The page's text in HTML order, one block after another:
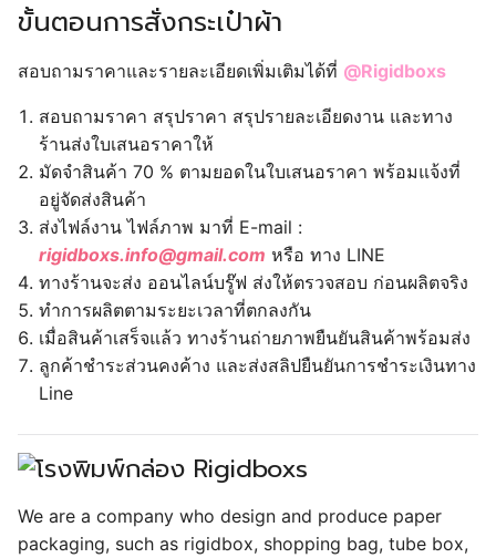
ขั้นตอนการสั่งกระเป๋าผ้า
สอบถามราคาและรายละเอียดเพิ่มเติมได้ที่ @Rigidboxs
สอบถามราคา สรุปราคา สรุปรายละเอียดงาน และทาง
ร้านส่งใบเสนอราคาให้
มัดจำสินค้า 70 % ตามยอดในใบเสนอราคา พร้อมแจ้งที่
อยู่จัดส่งสินค้า
ส่งไฟล์งาน ไฟล์ภาพ มาที่ E-mail :
rigidboxs.info@gmail.com หรือ ทาง LINE
ทางร้านจะส่ง ออนไลน์บรู๊ฟ ส่งให้ตรวจสอบ ก่อนผลิตจริง
ทำการผลิตตามระยะเวลาที่ตกลงกัน
เมื่อสินค้าเสร็จแล้ว ทางร้านถ่ายภาพยืนยันสินค้าพร้อมส่ง
ลูกค้าชำระส่วนคงค้าง และส่งสลิปยืนยันการชำระเงินทาง
Line
We are a company who design and produce paper
packaging, such as rigidbox, shopping bag, tube box,